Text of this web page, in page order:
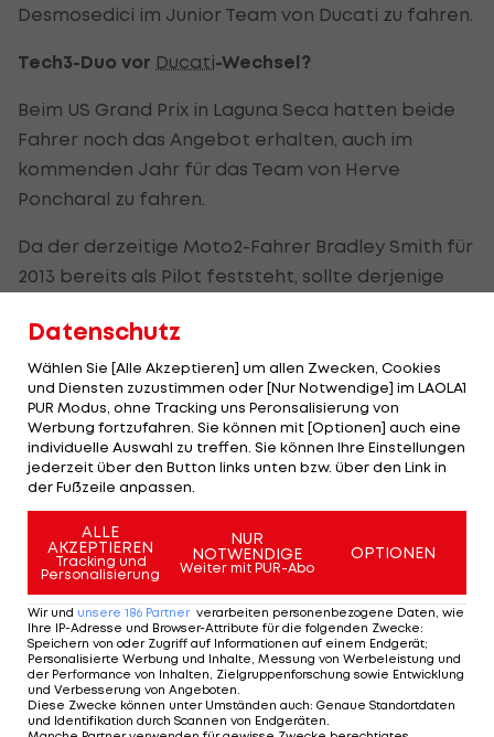
Desmosedici im Junior Team von Ducati zu fahren.
Tech3-Duo vor Ducati-Wechsel?
Beim US Grand Prix in Laguna Seca hatten beide
Fahrer noch das Angebot erhalten, auch im
kommenden Jahr für das Team von Herve
Poncharal zu fahren.
Da der derzeitige Moto2-Fahrer Bradley Smith für
2013 bereits als Pilot feststeht, sollte derjenige
erster zusagt. Poncharal geht offenbar weiterhin
davon aus, dass sich entweder Dovizoso oder
Crutchlow für sein Team entscheidet.
"Mir hat noch niemand gesagt, dass uns Andrea
oder Cal verlassen wird", meinte der Teamchef.
"Ich habe auch gehört, dass Andrea angeblich
einen Vertrag bei
Ducatiunterschrieben hat, aber
sein Management hat mir bestätigt, dass noch
nichts fix ist und ich der Erste bin, der es erfährt,
wenn es soweit ist."
Ungewisse Zukunft
Ähnlich verhalte sich die Sache bei Crutchlow. "Mit
Datenschutz
Wählen Sie [Alle Akzeptieren] um allen Zwecken, Cookies
und Diensten zuzustimmen oder [Nur Notwendige] im LAOLA1
PUR Modus, ohne Tracking uns Peronsalisierung von
Werbung fortzufahren. Sie können mit [Optionen] auch eine
individuelle Auswahl zu treffen. Sie können Ihre Einstellungen
jederzeit über den Button links unten bzw. über den Link in
der Fußzeile anpassen.
ALLE
AKZEPTIEREN
Tracking und
Personalisierung
NUR
NOTWENDIGE
Weiter mit PUR-Abo
OPTIONEN
Wir und unsere 186 Partner verarbeiten personenbezogene Daten, wie
Ihre IP-Adresse und Browser-Attribute für die folgenden Zwecke:
Speichern von oder Zugriff auf Informationen auf einem Endgerät;
Personalisierte Werbung und Inhalte, Messung von Werbeleistung und
der Performance von Inhalten, Zielgruppenforschung sowie Entwicklung
und Verbesserung von Angeboten
Diese Zwecke können unter Umständen auch: Genaue Standortdaten
und Identifikation durch Scannen von Endgeräten